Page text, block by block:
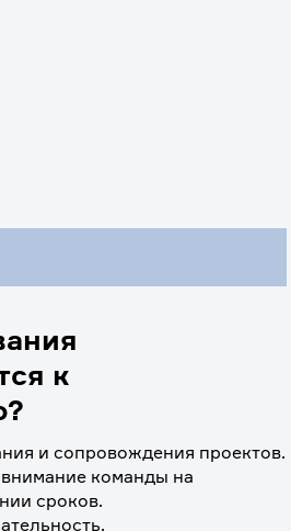
к
и сопровождения проектов.
команды на
сроков.